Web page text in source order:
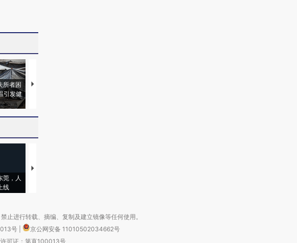
所者困
引发健
视线｜HYROX的吸金
莞，人
线
【推广】走进第四届链博
止进行转载、摘编、复制及建立镜像等任何使用。
号
京公网安备 11010502034662号
可证：第直100013号